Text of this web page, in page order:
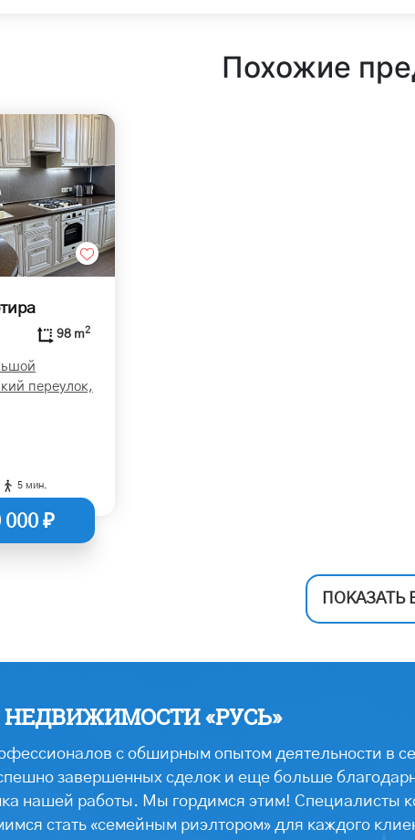
Похожие
98 m2
переулок,
5 мин.
000 ₽
ПОКАЗАТЬ
НЕДВИЖИМОСТИ «РУСЬ»
с обширным опытом деятельности в
завершенных сделок и еще больше
нашей работы. Мы гордимся этим! Специалисты
стать «семейным риэлтором» для каждого